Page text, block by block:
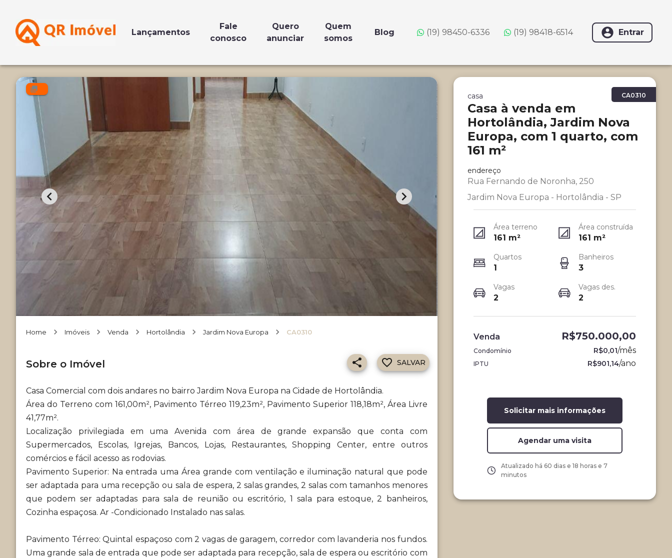
Lançamentos
Fale
conosco
Quero
anunciar
Quem
somos
Blog (19) 98450-6336 (19) 98418-6514 Entrar
Home Imóveis Venda Hortolândia Jardim Nova Europa CA0310
Sobre o Imóvel
Casa Comercial com dois andares no bairro Jardim Nova Europa na Cidade de Hortolândia.
Área do Terreno com 161,00m², Pavimento Térreo 119,23m², Pavimento Superior 118,18m², Área Livre
41,77m².
Localização privilegiada em uma Avenida com área de grande expansão que conta com
Supermercados, Escolas, Igrejas, Bancos, Lojas, Restaurantes, Shopping Center, entre outros
comércios e fácil acesso as rodovias.
Pavimento Superior: Na entrada uma Área grande com ventilação e iluminação natural que pode
ser adaptada para uma recepção ou sala de espera, 2 salas grandes, 2 salas com tamanhos menores
que podem ser adaptadas para sala de reunião ou escritório, 1 sala para estoque, 2 banheiros,
Cozinha espaçosa. Ar -Condicionado Instalado nas salas.
Pavimento Térreo: Quintal espaçoso com 2 vagas de garagem, corredor com lavanderia nos fundos.
Uma grande sala de entrada que pode ser adaptada para recepção, sala de espera ou escritório com
SALVAR
CA0310
casa
Casa à venda em
Hortolândia, Jardim Nova
Europa, com 1 quarto, com
161 m²
endereço
Rua Fernando de Noronha, 250
Jardim Nova Europa - Hortolândia - SP
Área terreno
161 m²
Área construída
161 m²
Quartos
1
Banheiros
3
Vagas
2
Vagas des.
2
Venda R$750.000,00
Condomínio R$0,01/mês
IPTU R$901,14/ano
Solicitar mais informações
Agendar uma visita
Atualizado há 60 dias e 18 horas e 7
minutos